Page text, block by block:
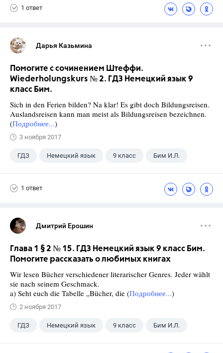
1 ответ
Дарья Казьмина
Помогите с сочинением Штеффи.
Wiederholungskurs № 2. ГДЗ Немецкий язык 9
класс Бим.
Sich in den Ferien bilden? Na klar! Es gibt doch Bildungsreisen.
Auslandsreisen kann man meist als Bildungsreisen bezeichnen.
(Подробнее...)
3 ноября 2017
ГДЗ Немецкий язык 9 класс Бим И.Л.
1 ответ
Дмитрий Ерошин
Глава 1 § 2 № 15. ГДЗ Немецкий язык 9 класс Бим.
Помогите рассказать о любимых книгах
Wir lesen Bücher verschiedener literarischer Genres. Jeder wählt
sie nach seinem Geschmack.
a) Seht euch die Tabelle „Bücher, die (Подробнее...)
2 ноября 2017
ГДЗ Немецкий язык 9 класс Бим И.Л.